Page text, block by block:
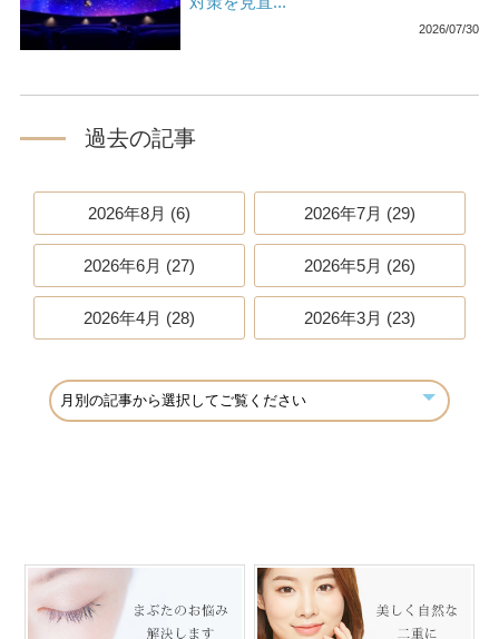
2026/07/30
過去の記事
2026年8月 (6) 2026年7月 (29)
2026年6月 (27) 2026年5月 (26)
2026年4月 (28) 2026年3月 (23)